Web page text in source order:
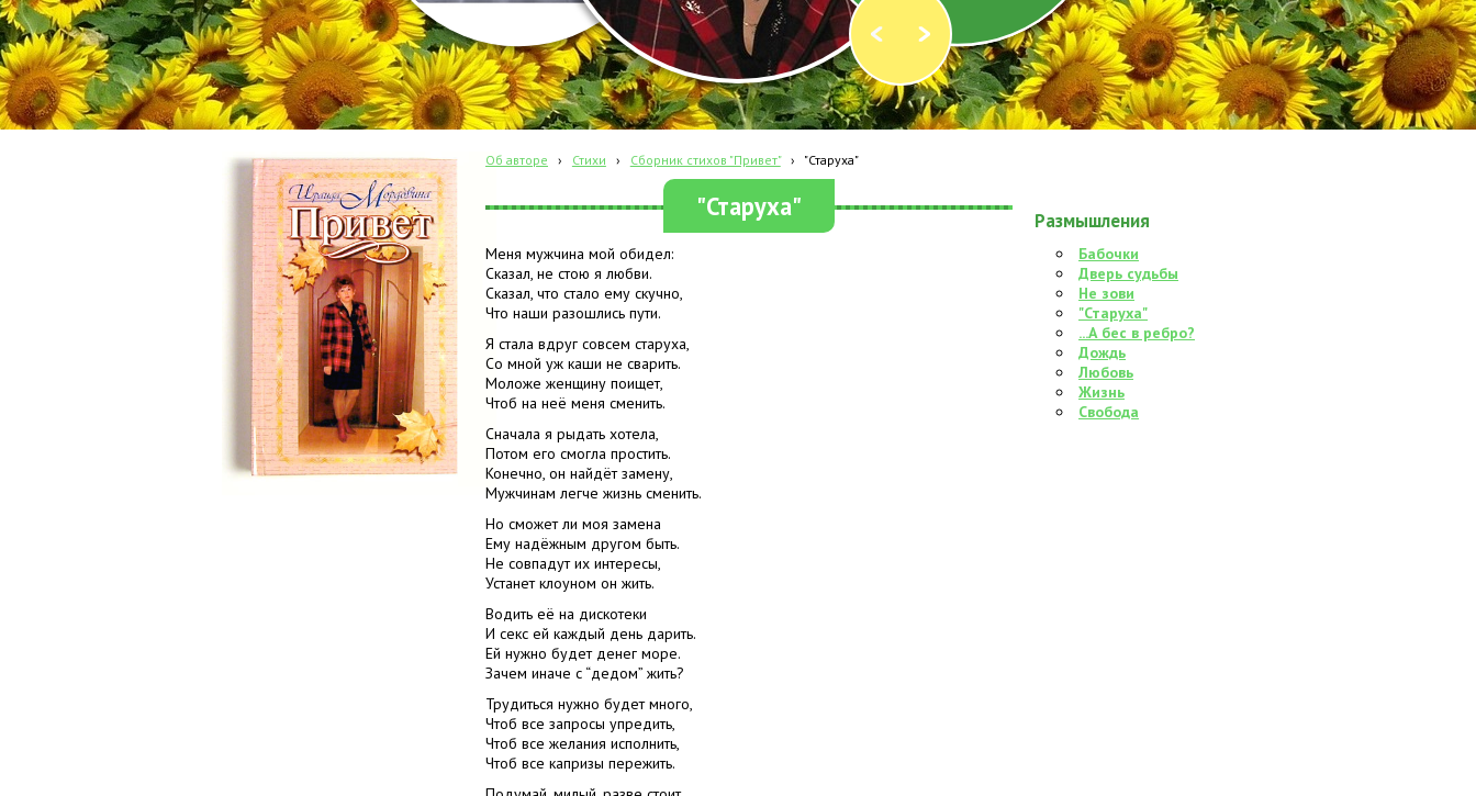
Об авторе › Стихи › Сборник стихов "Привет" › "Старуха"
"Старуха"
Меня мужчина мой обидел:
Сказал, не стою я любви.
Сказал, что стало ему скучно,
Что наши разошлись пути.
Я стала вдруг совсем старуха,
Со мной уж каши не сварить.
Моложе женщину поищет,
Чтоб на неё меня сменить.
Сначала я рыдать хотела,
Потом его смогла простить.
Конечно, он найдёт замену,
Мужчинам легче жизнь сменить.
Но сможет ли моя замена
Ему надёжным другом быть.
Не совпадут их интересы,
Устанет клоуном он жить.
Водить её на дискотеки
И секс ей каждый день дарить.
Ей нужно будет денег море.
Зачем иначе с “дедом” жить?
Трудиться нужно будет много,
Чтоб все запросы упредить,
Чтоб все желания исполнить,
Чтоб все капризы пережить.
Размышления
Бабочки
Дверь судьбы
Не зови
"Старуха"
...А бес в ребро?
Дождь
Любовь
Жизнь
Свобода